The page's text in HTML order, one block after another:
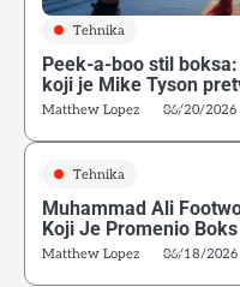
Tehnika
Peek-a-boo stil
koji je Mike Tyson
Matthew Lopez 06/20/2026
Tehnika
Muhammad Ali
Koji Je Promenio Boks
Matthew Lopez 06/18/2026
Kako početi
Greške
funkcioniše u